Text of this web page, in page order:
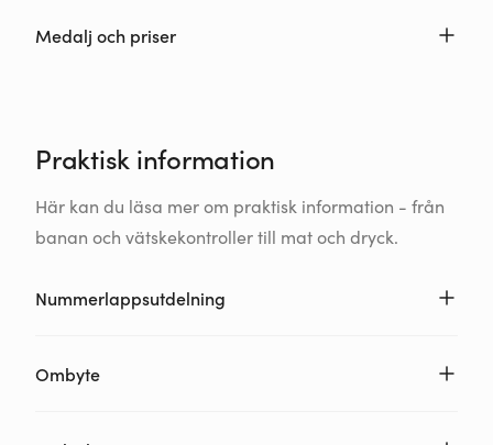
Medalj och priser
Praktisk information
Här kan du läsa mer om praktisk information - från
banan och vätskekontroller till mat och dryck.
Nummerlappsutdelning
Ombyte